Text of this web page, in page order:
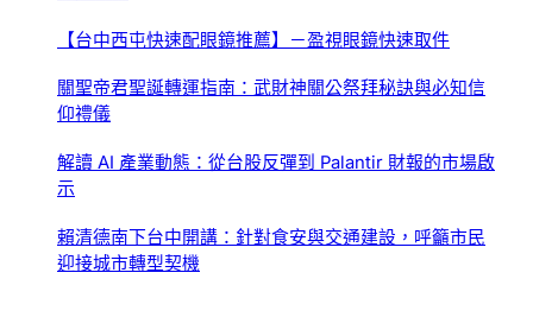
【台中西屯快速配眼鏡推薦】－盈視眼鏡快速取件
關聖帝君聖誕轉運指南：武財神關公祭拜秘訣與必知信
仰禮儀
解讀 AI 產業動態：從台股反彈到 Palantir 財報的市場啟
示
賴清德南下台中開講：針對食安與交通建設，呼籲市民
迎接城市轉型契機